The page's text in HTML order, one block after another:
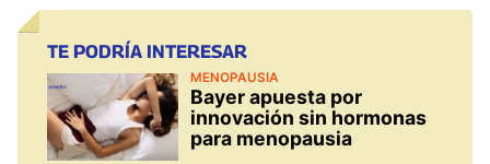
TE PODRÍA INTERESAR
MENOPAUSIA
Bayer apuesta por
innovación sin hormonas
para menopausia